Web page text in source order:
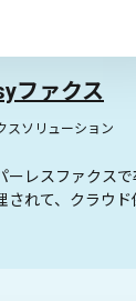
ファクス
スソリューション
レスファクスで
されて、クラウド